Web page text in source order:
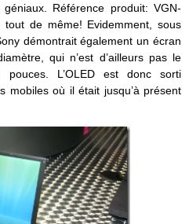
Référence produit: VGN-
tout de même! Evidemment, sous
démontrait également un écran
qui n’est d’ailleurs pas le
L’OLED est donc sorti
mobiles où il était jusqu’à présent